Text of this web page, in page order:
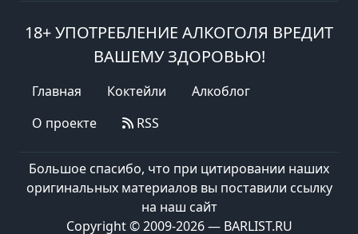
18+ УПОТРЕБЛЕНИЕ АЛКОГОЛЯ ВРЕДИТ
ВАШЕМУ ЗДОРОВЬЮ!
Главная Коктейли
Алкоблог
О проекте
RSS
Большое спасибо, что при цитировании наших
оригинальных материалов вы поставили ссылку
на наш сайт
Copyright © 2009-2026 — BARLIST.RU